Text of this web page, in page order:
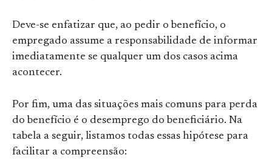
Deve-se enfatizar que, ao pedir o benefício, o
empregado assume a responsabilidade de informar
imediatamente se qualquer um dos casos acima
acontecer.
Por fim, uma das situações mais comuns para perda
do benefício é o desemprego do beneficiário. Na
tabela a seguir, listamos todas essas hipótese para
facilitar a compreensão: